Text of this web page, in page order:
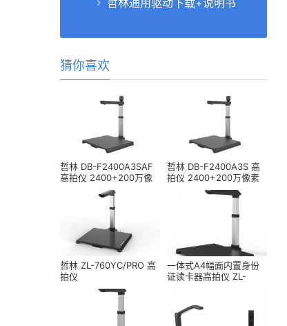
哲林通用驱动下载+说明书
猜你喜欢
哲林 DB-F2400A3SAF
高拍仪 2400+200万像
哲林 DB-F2400A3S 高
拍仪 2400+200万像素
哲林 ZL-760YC/PRO 高
拍仪
一体式A4幅面内置身份
证读卡器高拍仪 ZL-